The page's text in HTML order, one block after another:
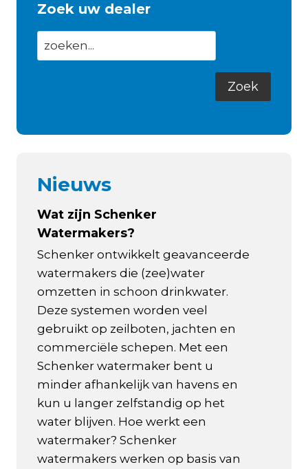
Zoek uw dealer
Nieuws
Wat zijn Schenker
Watermakers?
Schenker ontwikkelt geavanceerde
watermakers die (zee)water
omzetten in schoon drinkwater.
Deze systemen worden veel
gebruikt op zeilboten, jachten en
commerciële schepen. Met een
Schenker watermaker bent u
minder afhankelijk van havens en
kun u langer zelfstandig op het
water blijven. Hoe werkt een
watermaker? Schenker
watermakers werken op basis van